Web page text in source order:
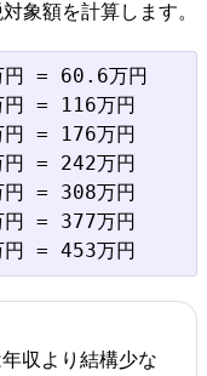
象額を計算します。
円 = 60.6万円
= 116万円
= 176万円
= 242万円
= 308万円
= 377万円
収より結構少な